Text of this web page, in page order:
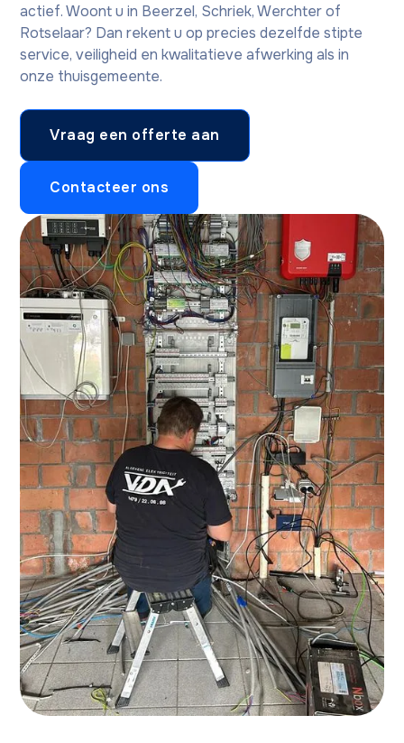
actief. Woont u in Beerzel, Schriek, Werchter of
Rotselaar? Dan rekent u op precies dezelfde stipte
service, veiligheid en kwalitatieve afwerking als in
onze thuisgemeente.
Vraag een offerte aan
Contacteer ons